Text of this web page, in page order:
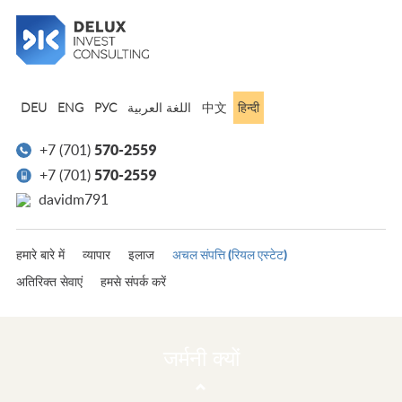
DEU ENG РУС 中文 हिन्दी
+7 (701) 570-2559
+7 (701) 570-2559
davidm791
हमारे बारे में व्यापार इलाज अचल संपत्ति (रियल एस्टेट)
अतिरिक्त सेवाएं हमसे संपर्क करें